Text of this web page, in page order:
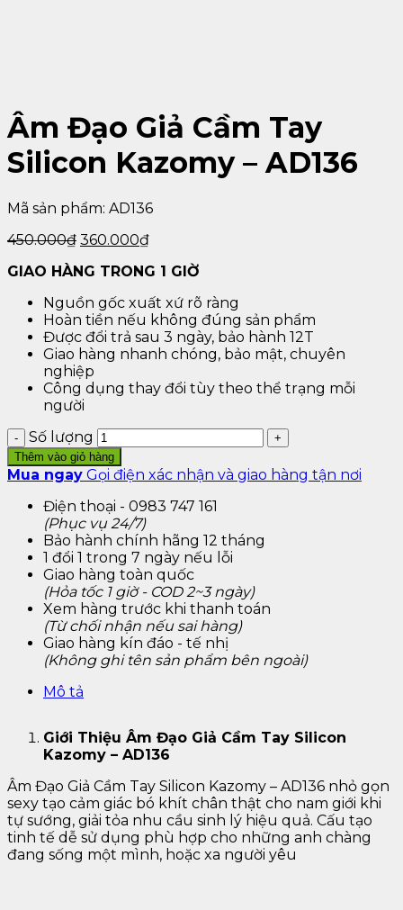
Âm Đạo Giả Cầm Tay
Silicon Kazomy – AD136
Mã sản phẩm: AD136
450.000₫ 360.000₫
GIAO HÀNG TRONG 1 GIỜ
Nguồn gốc xuất xứ rõ ràng
Hoàn tiền nếu không đúng sản phẩm
Được đổi trả sau 3 ngày, bảo hành 12T
Giao hàng nhanh chóng, bảo mật, chuyên
nghiệp
Công dụng thay đổi tùy theo thể trạng mỗi
người
Số lượng
Thêm vào giỏ hàng
Mua ngay Gọi điện xác nhận và giao hàng tận nơi
Điện thoại - 0983 747 161
(Phục vụ 24/7)
Bảo hành chính hãng 12 tháng
1 đổi 1 trong 7 ngày nếu lỗi
Giao hàng toàn quốc
(Hỏa tốc 1 giờ - COD 2~3 ngày)
Xem hàng trước khi thanh toán
(Từ chối nhận nếu sai hàng)
Giao hàng kín đáo - tế nhị
(Không ghi tên sản phẩm bên ngoài)
Mô tả
Giới Thiệu Âm Đạo Giả Cầm Tay Silicon
Kazomy – AD136
Âm Đạo Giả Cầm Tay Silicon Kazomy – AD136 nhỏ gọn
sexy tạo cảm giác bó khít chân thật cho nam giới khi
tự sướng, giải tỏa nhu cầu sinh lý hiệu quả. Cấu tạo
tinh tế dễ sử dụng phù hợp cho những anh chàng
đang sống một mình, hoặc xa người yêu